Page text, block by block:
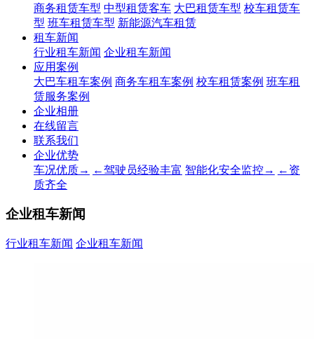
商务租赁车型 中型租赁客车 大巴租赁车型 校车租赁车
型 班车租赁车型 新能源汽车租赁
租车新闻
行业租车新闻 企业租车新闻
应用案例
大巴车租车案例 商务车租车案例 校车租赁案例 班车租
赁服务案例
企业相册
在线留言
联系我们
企业优势
车况优质→ ←驾驶员经验丰富 智能化安全监控→ ←资
质齐全
企业租车新闻
行业租车新闻 企业租车新闻